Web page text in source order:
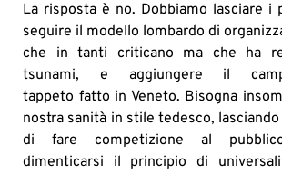
La risposta è no. Dobbiamo lasciare i
seguire il modello lombardo di
che in tanti criticano ma che ha
tsunami, e aggiungere il
tappeto fatto in Veneto. Bisogna
nostra sanità in stile tedesco,
di fare competizione al
dimenticarsi il principio di